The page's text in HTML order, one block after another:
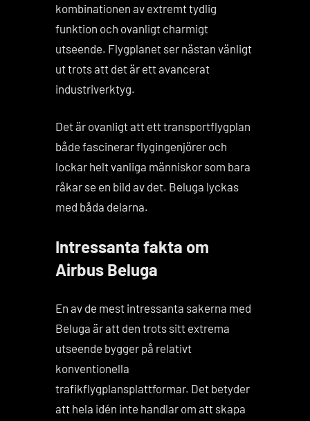
kombinationen av extremt tydlig
funktion och ovanligt charmigt
utseende. Flygplanet ser nästan vänligt
ut trots att det är ett avancerat
industriverktyg.
Det är ovanligt att ett transportflygplan
både fascinerar flygingenjörer och
lockar helt vanliga människor som bara
råkar se en bild av det. Beluga lyckas
med båda delarna.
Intressanta fakta om
Airbus Beluga
En av de mest intressanta sakerna med
Beluga är att den trots sitt extrema
utseende bygger på relativt
konventionella
trafikflygplansplattformar. Det betyder
att hela idén inte handlar om att skapa